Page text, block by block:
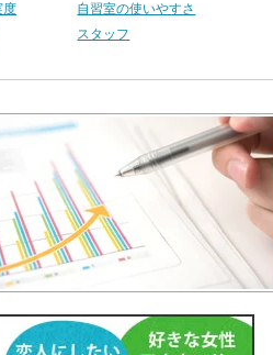
度
自習室の使いやすさ
スタッフ